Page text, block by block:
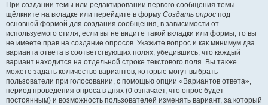
При создании темы или редактировании первого сообщения темы
щёлкните на вкладке или перейдите в форму Создать опрос под
основной формой для создания сообщения, в зависимости от
используемого стиля; если вы не видите такой вкладки или формы, то вы
не имеете прав на создание опросов. Укажите вопрос и как минимум два
варианта ответа в соответствующих полях, убедившись, что каждый
вариант находится на отдельной строке текстового поля. Вы также
можете задать количество вариантов, которые могут выбрать
пользователи при голосовании, с помощью опции «Вариантов ответа»,
период проведения опроса в днях (0 означает, что опрос будет
постоянным) и возможность пользователей изменять вариант, за который